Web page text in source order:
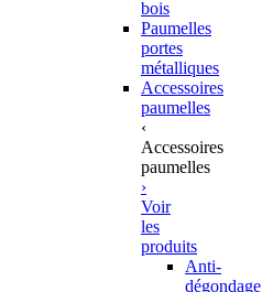
bois
Paumelles
portes
métalliques
Accessoires
paumelles
‹
Accessoires
paumelles
›
Voir
les
produits
Anti-
dégondage